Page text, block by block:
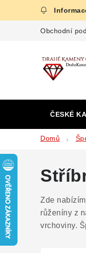
Obchodní
ČESKÉ
Domů
Zde
růženíny z
vrchoviny.